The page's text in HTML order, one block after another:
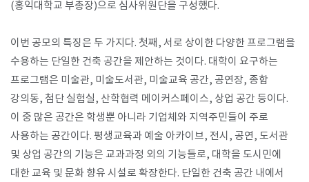
(홍익대학교 부총장)으로 심사위원단을 구성했다.
이번 공모의 특징은 두 가지다. 첫째, 서로 상이한 다양한 프로그램을
수용하는 단일한 건축 공간을 제안하는 것이다. 대학이 요구하는
프로그램은 미술관, 미술도서관, 미술교육 공간, 공연장, 종합
강의동, 첨단 실험실, 산학협력 메이커스페이스, 상업 공간 등이다.
이 중 많은 공간은 학생뿐 아니라 기업체와 지역주민들이 주로
사용하는 공간이다. 평생교육과 예술 아카이브, 전시, 공연, 도서관
및 상업 공간의 기능은 교과과정 외의 기능들로, 대학을 도시민에
대한 교육 및 문화 향유 시설로 확장한다. 단일한 건축 공간 내에서